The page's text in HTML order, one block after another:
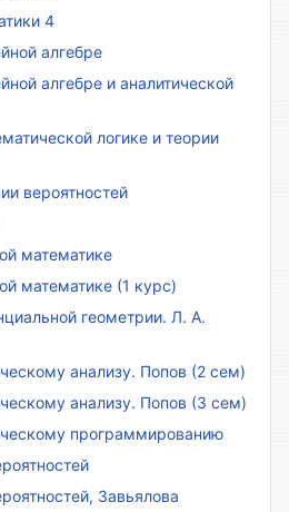
4
алгебре
алгебре и аналитической
логике и теории
вероятностей
математике
математике (1 курс)
геометрии. Л. А.
анализу. Попов (2 сем)
анализу. Попов (3 сем)
программированию
Завьялова